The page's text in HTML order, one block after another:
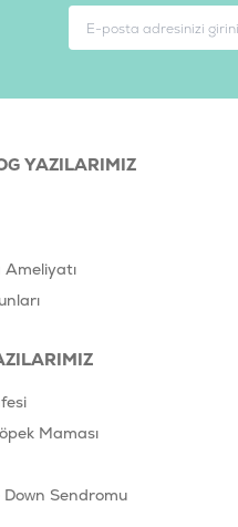
YAZILARIMIZ
Ameliyatı
Maması
Sendromu